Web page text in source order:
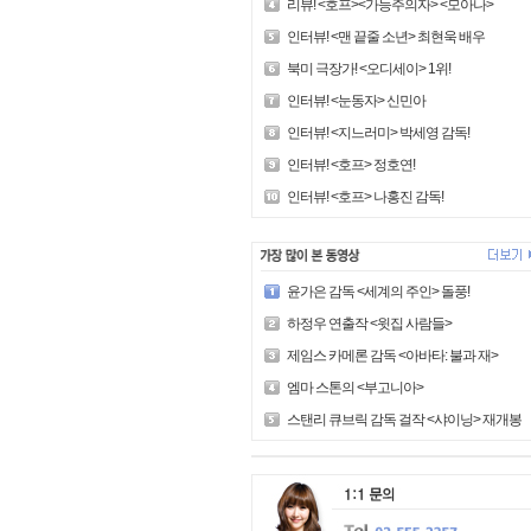
리뷰! <호프><가능주의자> <모아나>
인터뷰! <맨 끝줄 소년> 최현욱 배우
북미 극장가! <오디세이> 1위!
인터뷰! <눈동자> 신민아
인터뷰! <지느러미> 박세영 감독!
인터뷰! <호프> 정호연!
인터뷰! <호프> 나홍진 감독!
윤가은 감독 <세계의 주인> 돌풍!
하정우 연출작 <윗집 사람들>
제임스 카메론 감독 <아바타: 불과 재>
엠마 스톤의 <부고니아>
스탠리 큐브릭 감독 걸작 <샤이닝> 재개봉!